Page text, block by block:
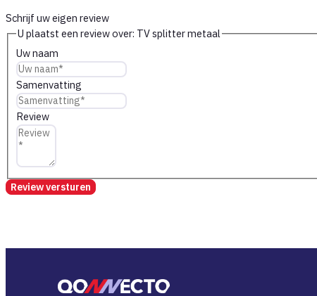
Schrijf uw eigen review
U plaatst een review over: TV splitter metaal
Uw naam
Samenvatting
Review
Review versturen